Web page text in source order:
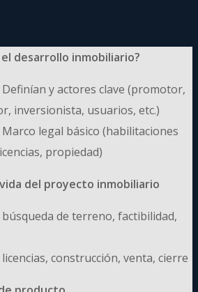
el desarrollo inmobiliario?
Definían y actores clave (promotor,
inversionista, usuarios, etc.)
Marco legal básico (habilitaciones
propiedad)
vida del proyecto inmobiliario
búsqueda de terreno, factibilidad,
licencias, construcción, venta, cierre